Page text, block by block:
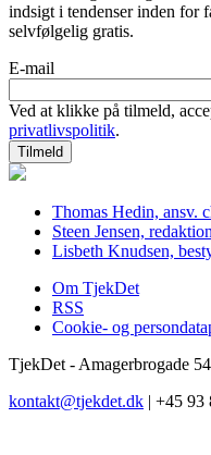
indsigt i tendenser inden for
selvfølgelig gratis.
E-mail
Ved at klikke på tilmeld,
privatlivspolitik.
Thomas Hedin, ansv.
Steen Jensen,
Lisbeth Knudsen,
Om TjekDet
RSS
Cookie- og
TjekDet - Amagerbrogade
kontakt@tjekdet.dk | +45 93